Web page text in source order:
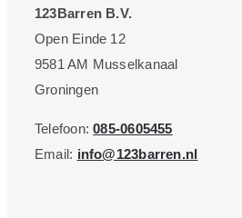
123Barren B.V.
Open Einde 12
9581 AM Musselkanaal
Groningen
Telefoon:085-0605455
Email: info@123barren.nl